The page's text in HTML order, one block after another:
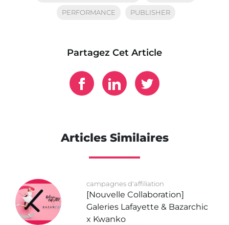
PERFORMANCE PUBLISHER
Partagez Cet Article
Articles Similaires
campagnes d'affiliation
[Nouvelle Collaboration]
Galeries Lafayette & Bazarchic
x Kwanko